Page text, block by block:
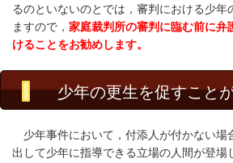
るのといないのとでは，審判における少年
ますので， 家庭裁判所の審判に臨む前に弁
けることをお勧めします。
少年の更生を促すこと
少年事件において，付添人が付かない場
出して少年に指導できる立場の人間が登場